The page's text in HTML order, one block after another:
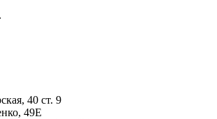
40 ст. 9
49Е